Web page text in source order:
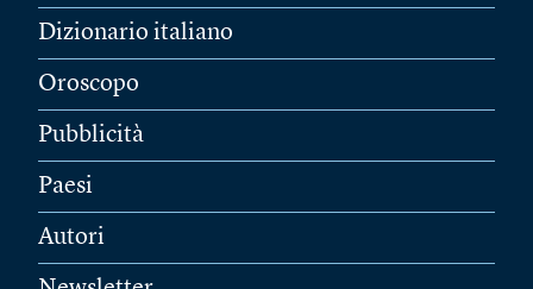
Dizionario italiano
Oroscopo
Pubblicità
Paesi
Autori